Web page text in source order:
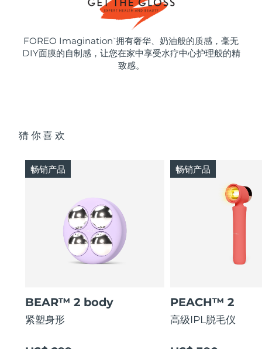
FOREO Imagination ™ 拥有奢华、奶油般的质感，毫无
DIY面膜的自制感，让您在家中享受水疗中心护理般的精
致感。
猜你喜欢
BEAR™ 2 body
紧塑身形
畅销产品
PEACH™ 2
高级IPL脱毛仪
畅销产品